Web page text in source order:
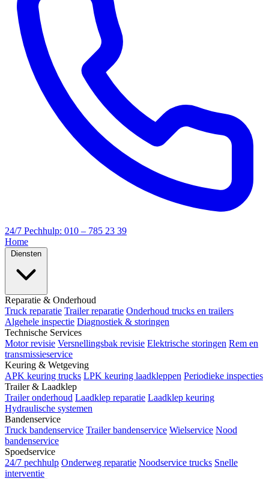
24/7 Pechhulp: 010 – 785 23 39
Home
Reparatie & Onderhoud
Truck reparatie Trailer reparatie Onderhoud trucks en trailers
Algehele inspectie Diagnostiek & storingen
Technische Services
Motor revisie Versnellingsbak revisie Elektrische storingen Rem en
transmissieservice
Keuring & Wetgeving
APK keuring trucks LPK keuring laadkleppen Periodieke inspecties
Trailer & Laadklep
Trailer onderhoud Laadklep reparatie Laadklep keuring
Hydraulische systemen
Bandenservice
Truck bandenservice Trailer bandenservice Wielservice Nood
bandenservice
Spoedservice
24/7 pechhulp Onderweg reparatie Noodservice trucks Snelle
interventie